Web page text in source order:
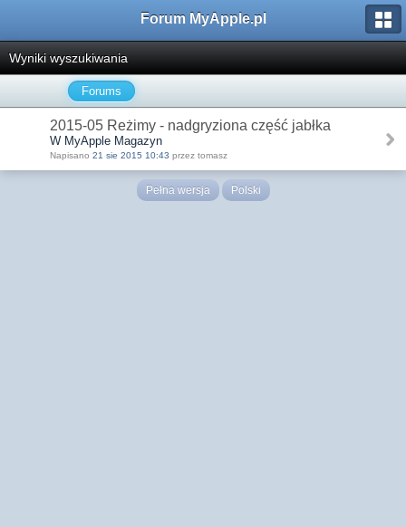
Forum MyApple.pl
Wyniki wyszukiwania
Forums
2015-05 Reżimy - nadgryziona część jabłka
W MyApple Magazyn
Napisano 21 sie 2015 10:43 przez tomasz
Pełna wersja Polski